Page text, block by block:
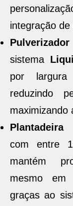
integração
sistema
por
reduzindo
maximizando
com entre
mantém
mesmo em
graças ao